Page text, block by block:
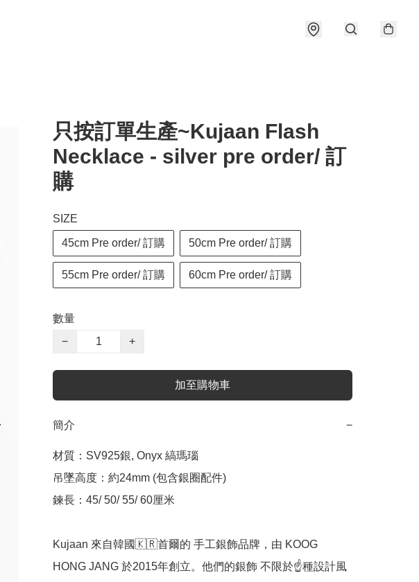
只按訂單生產~Kujaan Flash
Necklace - silver pre order/ 訂
購
SIZE
45cm Pre order/ 訂購 50cm Pre order/ 訂購
55cm Pre order/ 訂購 60cm Pre order/ 訂購
數量
−
+
加至購物車
簡介 −
材質：SV925銀, Onyx 縞瑪瑙
吊墜高度：約24mm (包含銀圈配件)
鍊長：45/ 50/ 55/ 60厘米
Kujaan 來自韓國🇰🇷首爾的 手工銀飾品牌，由 KOOG
HONG JANG 於2015年創立。他們的銀飾 不限於☝️種設計風